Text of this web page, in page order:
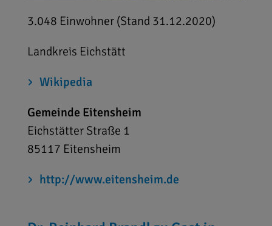
3.048 Einwohner (Stand 31.12.2020)
Landkreis Eichstätt
Wikipedia
Gemeinde Eitensheim
Eichstätter Straße 1
85117 Eitensheim
http://www.eitensheim.de